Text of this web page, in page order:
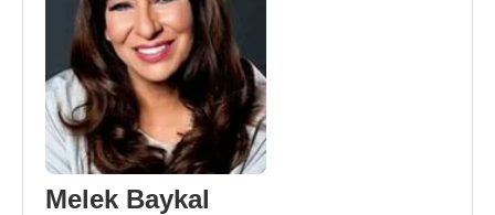
Melek Baykal